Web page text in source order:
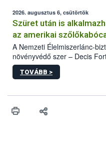
az intenzív felderítést,
hatósággal is
2026. augusztus 6, csütörtök
Szüret után is
az amerikai
A Nemzeti Élelmiszerlánc-
növényvédő szer – Decis
engedélyokiratát
egészen a vesszőérettség
érésű szőlőkben is legyen
felhasználók számára is
TOVÁBB >